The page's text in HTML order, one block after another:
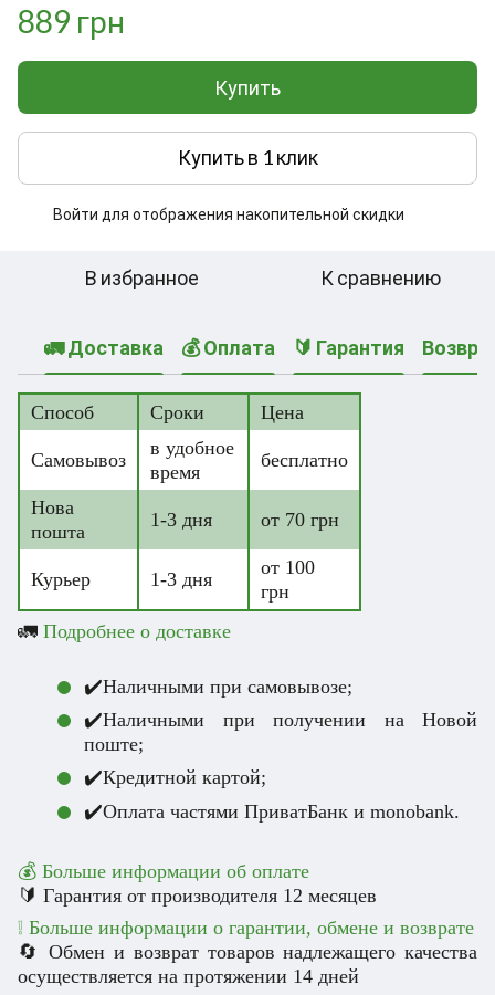
889 грн
Купить
Купить в 1 клик
Войти для отображения накопительной скидки
В избранное К сравнению
🚛 Доставка 💰 Оплата 🔰 Гарантия
Способ Сроки Цена
Самовывоз
в удобное
время
бесплатно
Нова
пошта
1-3 дня от 70 грн
Курьер 1-3 дня
от 100
грн
🚛 Подробнее о доставке
✔️Наличными при самовывозе;
✔️Наличными при получении на Новой
поште;
✔️Кредитной картой;
✔️Оплата частями ПриватБанк и monobank.
💰 Больше информации об оплате
🔰 Гарантия от производителя 12 месяцев
❕ Больше информации о гарантии, обмене и возврате
🔄 Обмен и возврат товаров надлежащего качества
осуществляется на протяжении 14 дней